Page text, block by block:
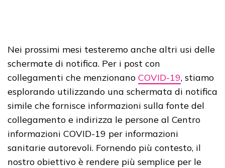
Nei prossimi mesi testeremo anche altri usi delle
schermate di notifica. Per i post con
collegamenti che menzionano COVID-19, stiamo
esplorando utilizzando una schermata di notifica
simile che fornisce informazioni sulla fonte del
collegamento e indirizza le persone al Centro
informazioni COVID-19 per informazioni
sanitarie autorevoli. Fornendo più contesto, il
nostro obiettivo è rendere più semplice per le